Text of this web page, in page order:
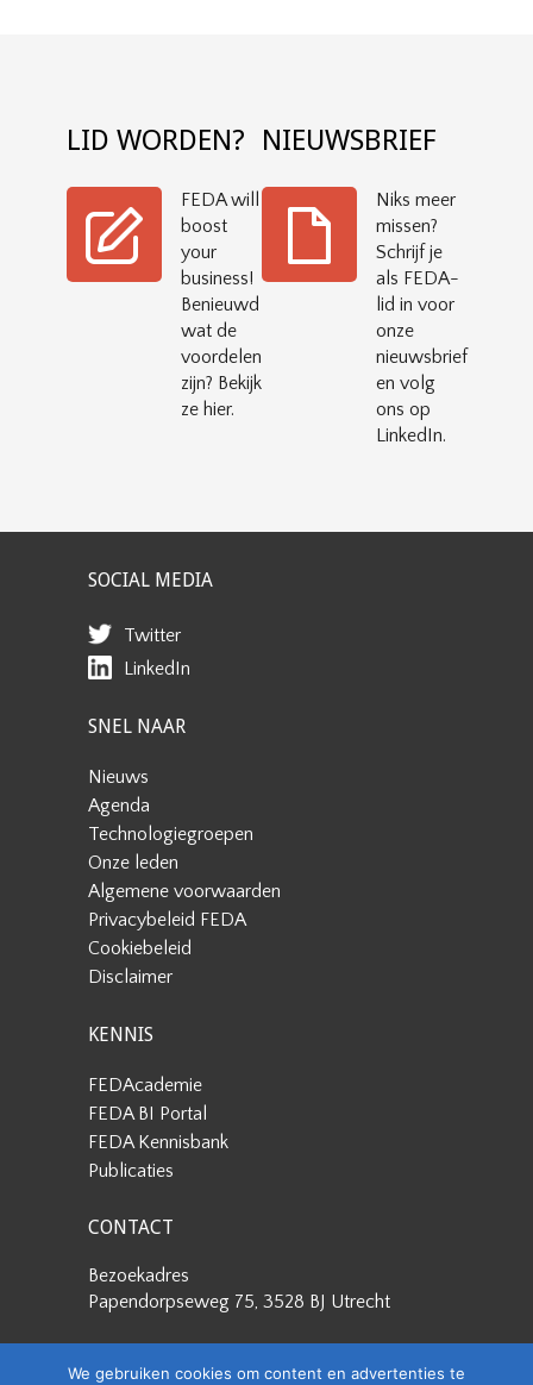
LID WORDEN?
FEDA will
boost
your
business!
Benieuwd
wat de
voordelen
zijn? Bekijk
ze hier.
NIEUWSBRIEF
Niks meer
missen?
Schrijf je
als FEDA-
lid in voor
onze
nieuwsbrief
en volg
ons op
LinkedIn.
SOCIAL MEDIA
Twitter
LinkedIn
SNEL NAAR
Nieuws
Agenda
Technologiegroepen
Onze leden
Algemene voorwaarden
Privacybeleid FEDA
Cookiebeleid
Disclaimer
KENNIS
FEDAcademie
FEDA BI Portal
FEDA Kennisbank
Publicaties
CONTACT
Bezoekadres
Papendorpseweg 75, 3528 BJ Utrecht
Papendorpseweg 75, 3528 BJ Utrecht
We gebruiken cookies om content en advertenties te